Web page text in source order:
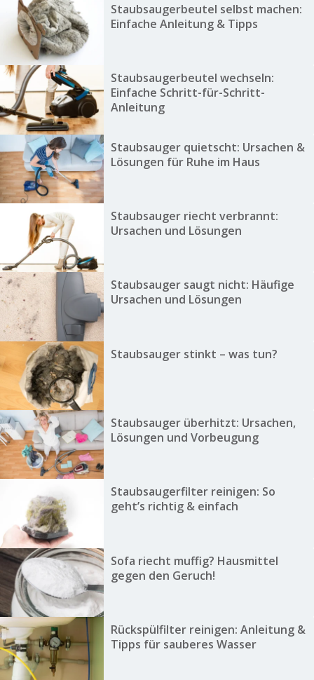
Staubsaugerbeutel selbst machen:
Einfache Anleitung & Tipps
Staubsaugerbeutel wechseln:
Einfache Schritt-für-Schritt-
Anleitung
Staubsauger quietscht: Ursachen &
Lösungen für Ruhe im Haus
Staubsauger riecht verbrannt:
Ursachen und Lösungen
Staubsauger saugt nicht: Häufige
Ursachen und Lösungen
Staubsauger stinkt – was tun?
Staubsauger überhitzt: Ursachen,
Lösungen und Vorbeugung
Staubsaugerfilter reinigen: So
geht’s richtig & einfach
Sofa riecht muffig? Hausmittel
gegen den Geruch!
Rückspülfilter reinigen: Anleitung &
Tipps für sauberes Wasser